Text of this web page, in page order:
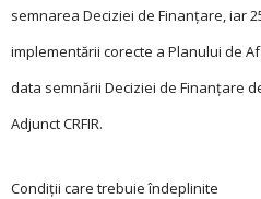
semnarea Deciziei de Finanțare, iar
implementării corecte a Planului de
data semnării Deciziei de Finanțare
Adjunct CRFIR.
Condiții care trebuie îndeplinite